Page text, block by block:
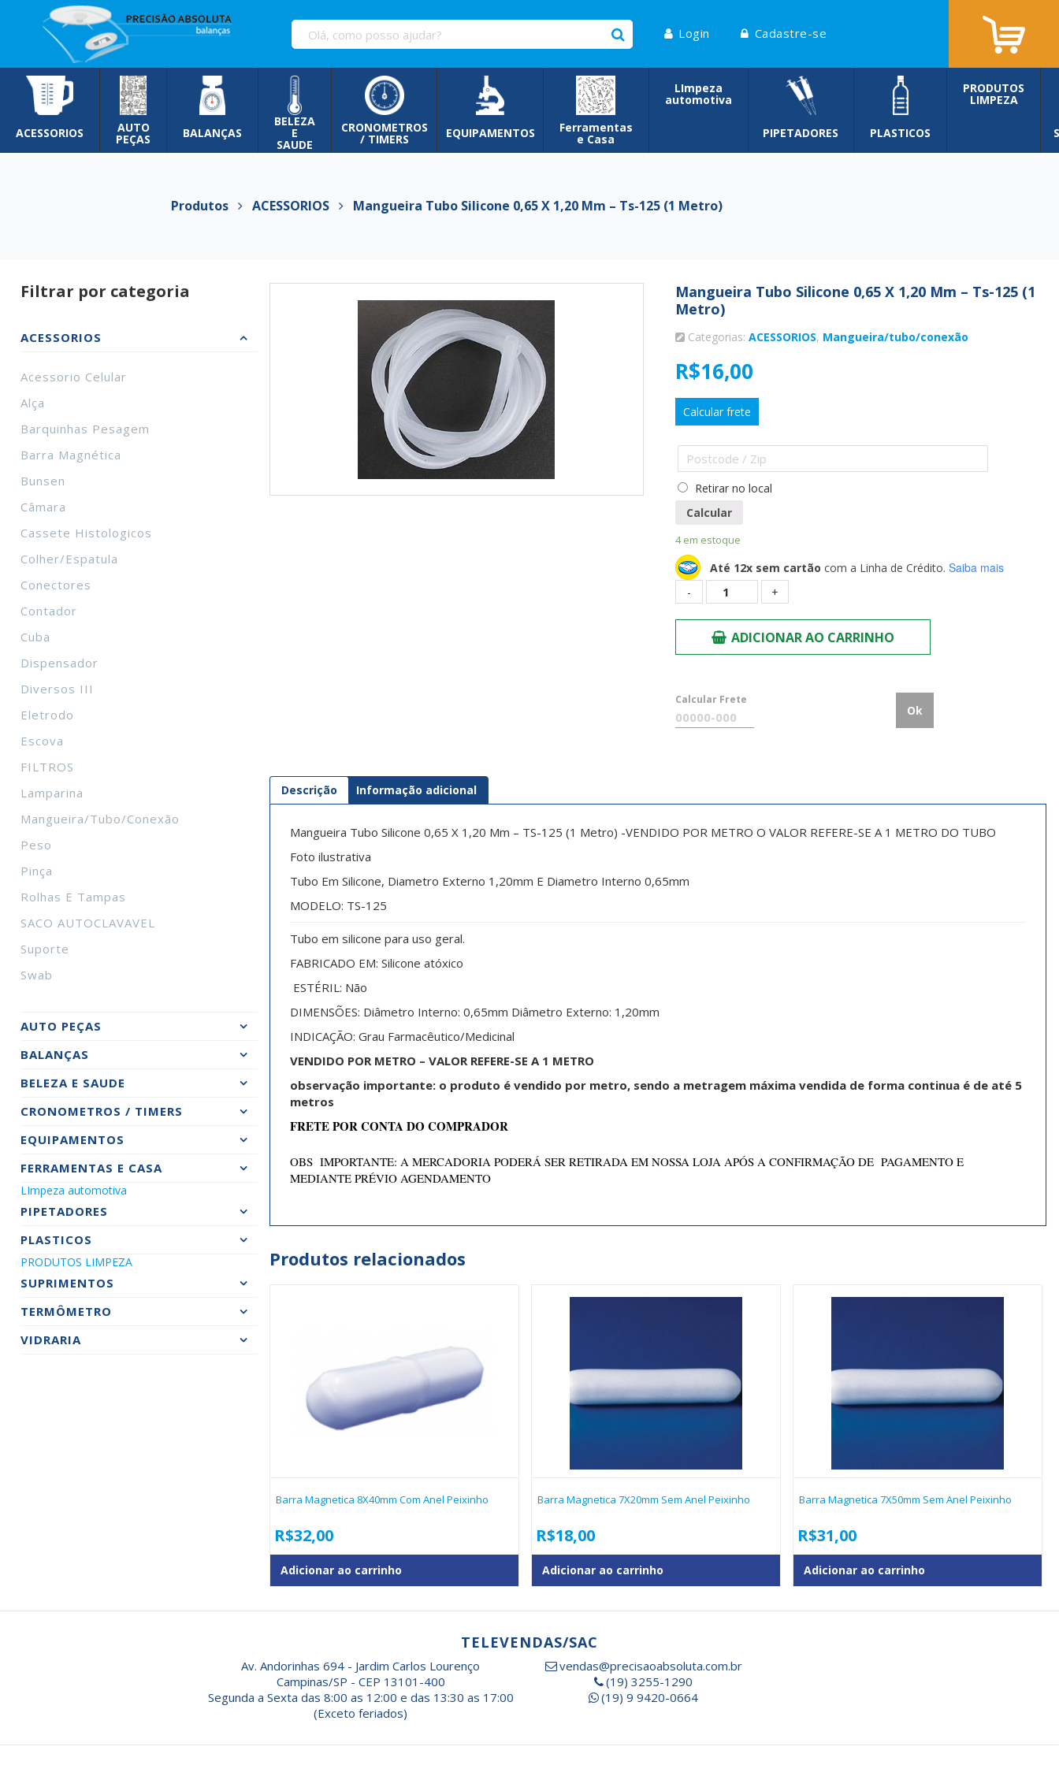
Pular
para
conteúdo
Login Cadastre-se
ACESSORIOS AUTO
PEÇAS BALANÇAS
BELEZA
E
SAUDE
CRONOMETROS
/ TIMERS EQUIPAMENTOS Ferramentas
e Casa
LImpeza
automotiva
PIPETADORES PLASTICOS
PRODUTOS
LIMPEZA
Produtos ACESSORIOS Mangueira Tubo Silicone 0,65 X 1,20 Mm – Ts-125 (1 Metro)
Filtrar por categoria
ACESSORIOS
Acessorio Celular
Alça
Barquinhas Pesagem
Barra Magnética
Bunsen
Câmara
Cassete Histologicos
Colher/Espatula
Conectores
Contador
Cuba
Dispensador
Diversos III
Eletrodo
Escova
FILTROS
Lamparina
Mangueira/tubo/conexão
Peso
Pinça
Rolhas E Tampas
SACO AUTOCLAVAVEL
Suporte
Swab
AUTO PEÇAS
BALANÇAS
BELEZA E SAUDE
CRONOMETROS / TIMERS
EQUIPAMENTOS
FERRAMENTAS E CASA
LImpeza automotiva
PIPETADORES
PLASTICOS
PRODUTOS LIMPEZA
SUPRIMENTOS
TERMÔMETRO
VIDRARIA
Mangueira Tubo Silicone 0,65 X 1,20 Mm – Ts-125 (1
Metro)
Categorias:ACESSORIOS, Mangueira/tubo/conexão
R$16,00
Calcular frete
Retirar no local
Calcular
4 em estoque
Até 12x sem cartão com a Linha de Crédito. Saiba mais
Quantidade
ADICIONAR AO CARRINHO
Calcular Frete
Ok
Descrição Informação adicional
Mangueira Tubo Silicone 0,65 X 1,20 Mm – TS-125 (1 Metro) -VENDIDO POR METRO O VALOR REFERE-SE A 1 METRO DO TUBO
Foto ilustrativa
Tubo Em Silicone, Diametro Externo 1,20mm E Diametro Interno 0,65mm
MODELO: TS-125
Tubo em silicone para uso geral.
FABRICADO EM: Silicone atóxico
ESTÉRIL: Não
DIMENSÕES: Diâmetro Interno: 0,65mm Diâmetro Externo: 1,20mm
INDICAÇÃO: Grau Farmacêutico/Medicinal
VENDIDO POR METRO – VALOR REFERE-SE A 1 METRO
observação importante: o produto é vendido por metro, sendo a metragem máxima vendida de forma continua é de até 5
metros
FRETE POR CONTA DO COMPRADOR
OBS IMPORTANTE: A MERCADORIA PODERÁ SER RETIRADA EM NOSSA LOJA APÓS A CONFIRMAÇÃO DE PAGAMENTO E
MEDIANTE PRÉVIO AGENDAMENTO
Produtos relacionados
Barra Magnetica 8X40mm Com Anel Peixinho
R$32,00
Adicionar ao carrinho
Barra Magnetica 7X20mm Sem Anel Peixinho
R$18,00
Adicionar ao carrinho
Barra Magnetica 7X50mm Sem Anel Peixinho
R$31,00
Adicionar ao carrinho
TELEVENDAS/SAC
Av. Andorinhas 694 - Jardim Carlos Lourenço
Campinas/SP - CEP 13101-400
Segunda a Sexta das 8:00 as 12:00 e das 13:30 as 17:00
(Exceto feriados)
vendas@precisaoabsoluta.com.br
(19) 3255-1290
(19) 9 9420-0664